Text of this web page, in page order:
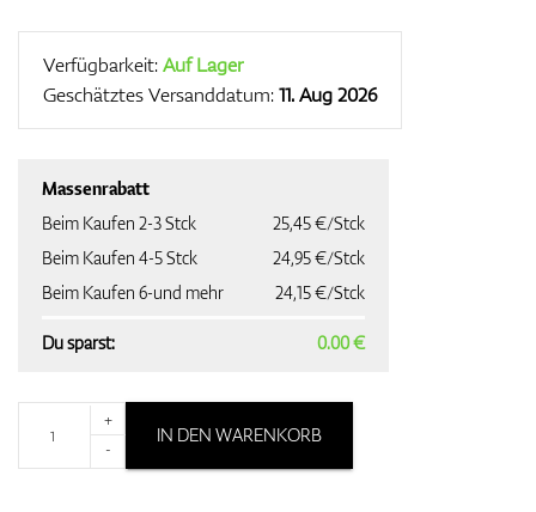
Verfügbarkeit:Auf Lager
Geschätztes Versanddatum:11. Aug 2026
Massenrabatt
Beim Kaufen 2-3 Stck
25,45 €/Stck
Beim Kaufen 4-5 Stck
24,95 €/Stck
Beim Kaufen 6-und mehr
24,15 €/Stck
Du sparst: 0.00 €
+
-
IN DEN WARENKORB